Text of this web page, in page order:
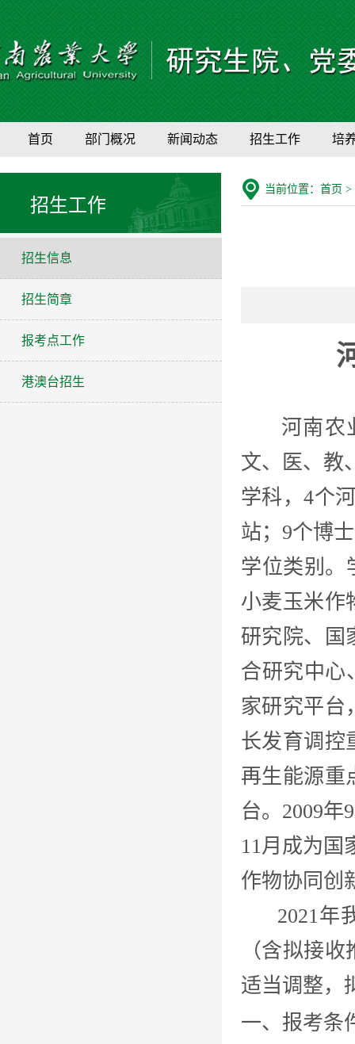
首页 部门概况 新闻动态 招生工作 培
招生工作
招生信息
招生简章
报考点工作
港澳台招生
当前位置： 首页 >
河南农业
文、医、教
学科，4个
站；9个博
学位类别。
小麦玉米作
研究院、国
合研究中心
家研究平台
长发育调控
再生能源重
台。2009年
11月成为国
作物协同创
2021年我
（含拟接
适当调整，
一、报考条